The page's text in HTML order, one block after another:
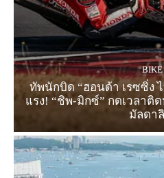
BIKE
ทัพนักบิด “ฮอนด้า เรซซิ่ง
แรง! “ชิพ-มิกซ์” กดเวลาติ
มัลดา